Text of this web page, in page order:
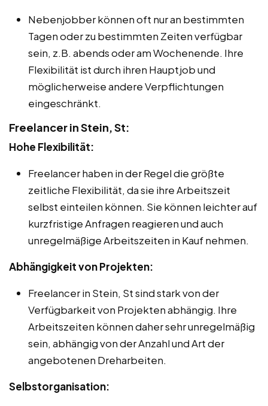
Nebenjobber können oft nur an bestimmten
Tagen oder zu bestimmten Zeiten verfügbar
sein, z.B. abends oder am Wochenende. Ihre
Flexibilität ist durch ihren Hauptjob und
möglicherweise andere Verpflichtungen
eingeschränkt.
Freelancer in Stein, St:
Hohe Flexibilität:
Freelancer haben in der Regel die größte
zeitliche Flexibilität, da sie ihre Arbeitszeit
selbst einteilen können. Sie können leichter auf
kurzfristige Anfragen reagieren und auch
unregelmäßige Arbeitszeiten in Kauf nehmen.
Abhängigkeit von Projekten:
Freelancer in Stein, St sind stark von der
Verfügbarkeit von Projekten abhängig. Ihre
Arbeitszeiten können daher sehr unregelmäßig
sein, abhängig von der Anzahl und Art der
angebotenen Dreharbeiten.
Selbstorganisation: